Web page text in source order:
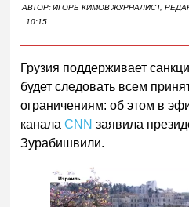
АВТОР:ИГОРЬ КИМОВЖУРНАЛИСТ,
10:15
Грузия поддерживает
будет следовать всем
ограничениям: об этом в
канала CNN заявила
Зурабишвили.